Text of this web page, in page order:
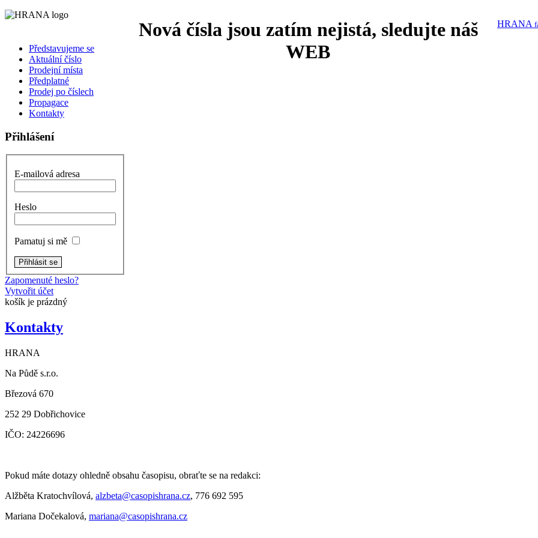
Nová čísla jsou zatím nejistá, sledujte náš
WEB
HRANA
Představujeme se
Aktuální číslo
Prodejní místa
Předplatné
Prodej po číslech
Propagace
Kontakty
Přihlášení
E-mailová adresa
Heslo
Pamatuj si mě
Zapomenuté heslo?
Vytvořit účet
košík je prázdný
Kontakty
HRANA
Na Půdě s.r.o.
Březová 670
252 29 Dobřichovice
IČO: 24226696
Pokud máte dotazy ohledně obsahu časopisu, obraťte se na redakci:
Alžběta Kratochvílová, alzbeta@casopishrana.cz, 776 692 595
Mariana Dočekalová, mariana@casopishrana.cz